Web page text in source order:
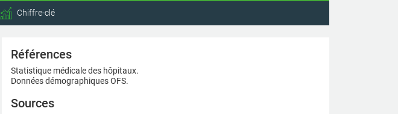
Chiffre-clé
Références
Statistique médicale des hôpitaux.
Données démographiques OFS.
Sources